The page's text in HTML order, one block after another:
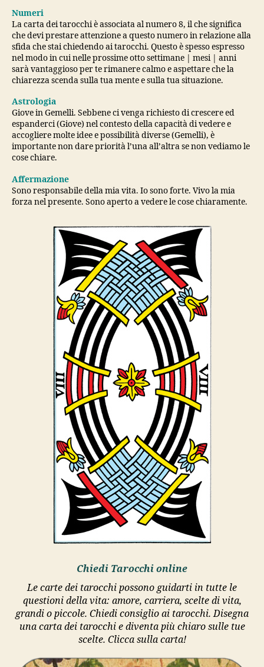
Numeri
La carta dei tarocchi è associata al numero 8, il che significa
che devi prestare attenzione a questo numero in relazione alla
sfida che stai chiedendo ai tarocchi. Questo è spesso espresso
nel modo in cui nelle prossime otto settimane | mesi | anni
sarà vantaggioso per te rimanere calmo e aspettare che la
chiarezza scenda sulla tua mente e sulla tua situazione.
Astrologia
Giove in Gemelli. Sebbene ci venga richiesto di crescere ed
espanderci (Giove) nel contesto della capacità di vedere e
accogliere molte idee e possibilità diverse (Gemelli), è
importante non dare priorità l’una all’altra se non vediamo le
cose chiare.
Affermazione
Sono responsabile della mia vita. Io sono forte. Vivo la mia
forza nel presente. Sono aperto a vedere le cose chiaramente.
Chiedi Tarocchi online
Le carte dei tarocchi possono guidarti in tutte le
questioni della vita: amore, carriera, scelte di vita,
grandi o piccole. Chiedi consiglio ai tarocchi. Disegna
una carta dei tarocchi e diventa più chiaro sulle tue
scelte. Clicca sulla carta!